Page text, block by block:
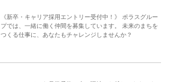
《新卒・キャリア採用エントリー受付中！》 ポラスグルー
プでは、一緒に働く仲間を募集しています。 未来のまちを
つくる仕事に、あなたもチャレンジしませんか？